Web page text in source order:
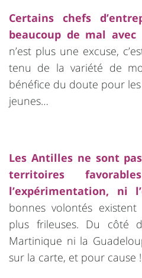
Certains chefs
beaucoup de mal avec
n’est plus une excuse,
tenu de la variété de
bénéfice du doute pour
jeunes…
Les Antilles ne sont
territoires
l’expérimentation, ni
bonnes volontés
plus frileuses. Du côté
Martinique ni la
sur la carte, et pour cause !